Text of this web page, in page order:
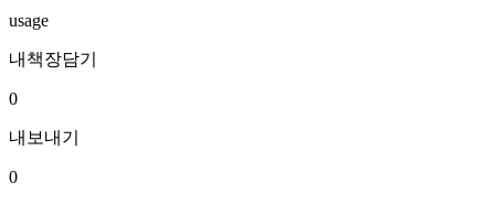
usage
내책장담기
0
내보내기
0